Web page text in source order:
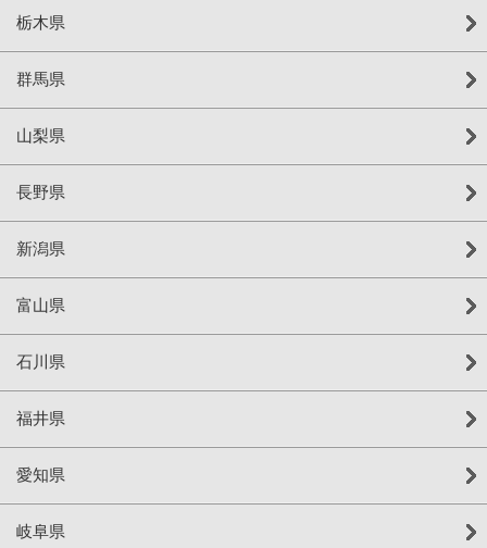
栃木県
群馬県
山梨県
長野県
新潟県
富山県
石川県
福井県
愛知県
岐阜県